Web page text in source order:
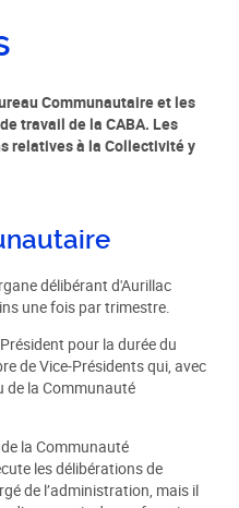
Communautaire et les
travail de la CABA. Les
relatives à la Collectivité y
délibérant d'Aurillac
une fois par trimestre.
pour la durée du
de Vice-Présidents qui, avec
de la Communauté
la Communauté
les délibérations de
de l’administration, mais il